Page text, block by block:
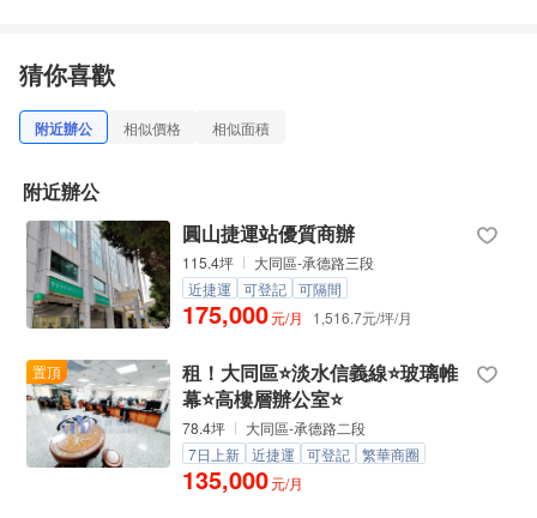
猜你喜歡
附近辦公 相似價格 相似面積
附近辦公
圓山捷運站優質商辦
115.4坪
大同區-承德路三段
近捷運
可登記 可隔間
175,000元/月 1,516.7元/坪/月
置頂
租！大同區⭐淡水信義線⭐玻璃帷
幕⭐高樓層辦公室⭐
78.4坪
大同區-承德路二段
7日上新 近捷運 可登記 繁華商圈
135,000元/月